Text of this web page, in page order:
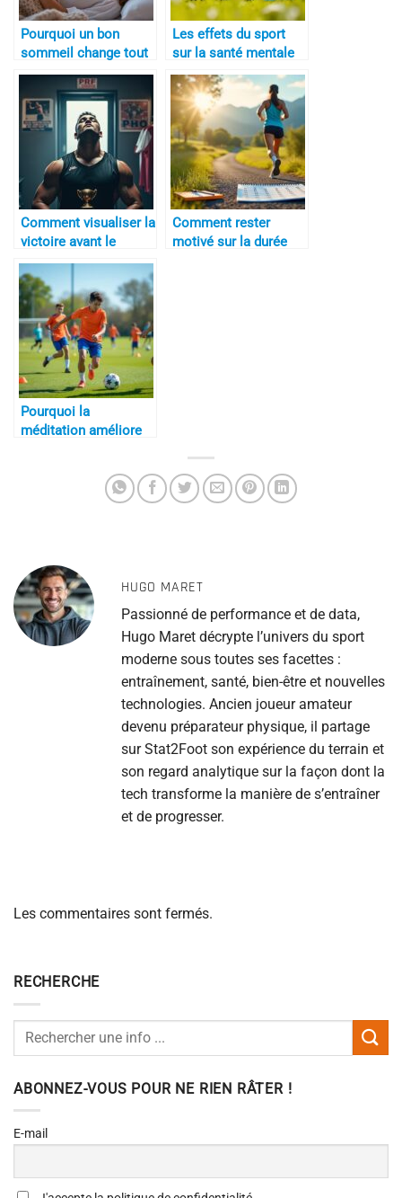
Pourquoi un bon
sommeil change tout
Les effets du sport
sur la santé mentale
Comment visualiser la
victoire avant le
match
Comment rester
motivé sur la durée
Pourquoi la
méditation améliore
HUGO MARET
Passionné de performance et de data,
Hugo Maret décrypte l’univers du sport
moderne sous toutes ses facettes :
entraînement, santé, bien-être et nouvelles
technologies. Ancien joueur amateur
devenu préparateur physique, il partage
sur Stat2Foot son expérience du terrain et
son regard analytique sur la façon dont la
tech transforme la manière de s’entraîner
et de progresser.
Les commentaires sont fermés.
RECHERCHE
ABONNEZ-VOUS POUR NE RIEN RÂTER !
E-mail